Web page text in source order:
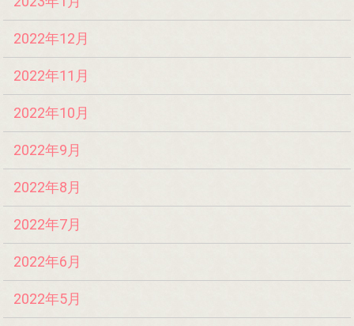
2022年12月
2022年11月
2022年10月
2022年9月
2022年8月
2022年7月
2022年6月
2022年5月